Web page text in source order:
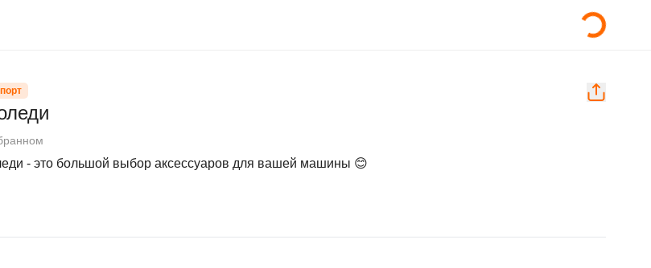
- это большой выбор аксессуаров для вашей машины 😊